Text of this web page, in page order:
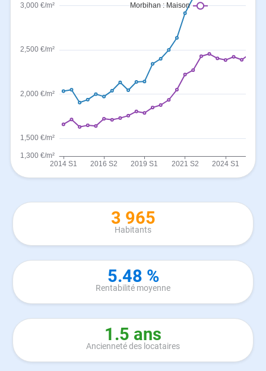
3 965
Habitants
5.48 %
Rentabilité moyenne
1.5 ans
Ancienneté des locataires